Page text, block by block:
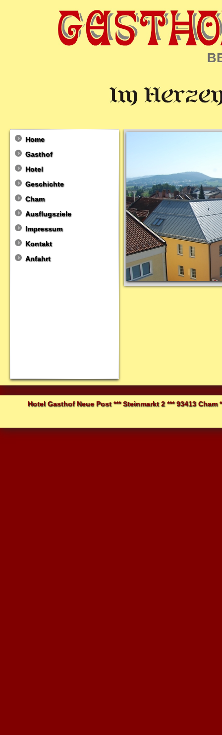
Home
Gasthof
Hotel
Geschichte
Cham
Ausflugsziele
Impressum
Kontakt
Anfahrt
Hotel Gasthof Neue Post *** Steinmarkt 2 *** 93413